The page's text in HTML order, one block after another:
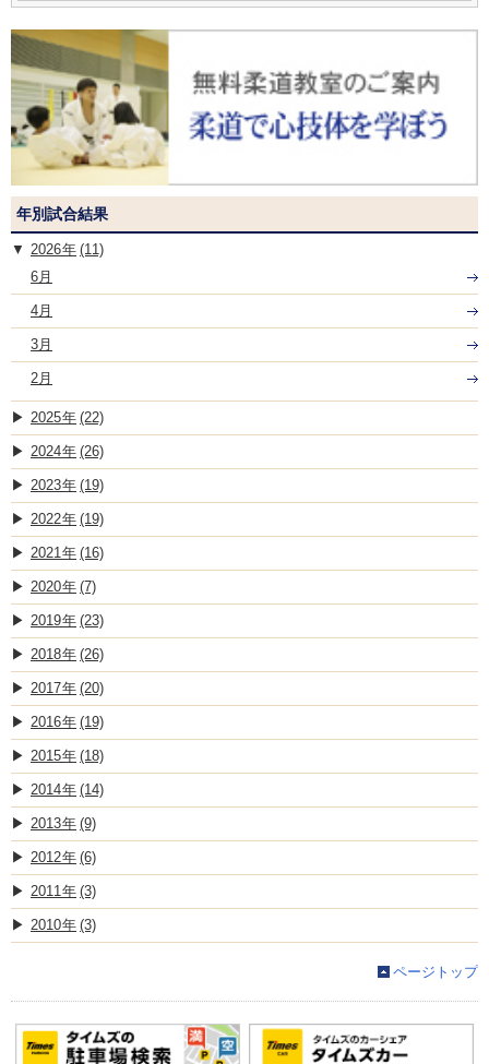
年別試合結果
2026
(11)
6月
4月
3月
2月
2025 (22)
2024 (26)
2023 (19)
2022 (19)
2021 (16)
2020 (7)
2019 (23)
2018 (26)
2017 (20)
2016 (19)
2015 (18)
2014 (14)
2013 (9)
2012 (6)
2011 (3)
2010 (3)
ページトップ